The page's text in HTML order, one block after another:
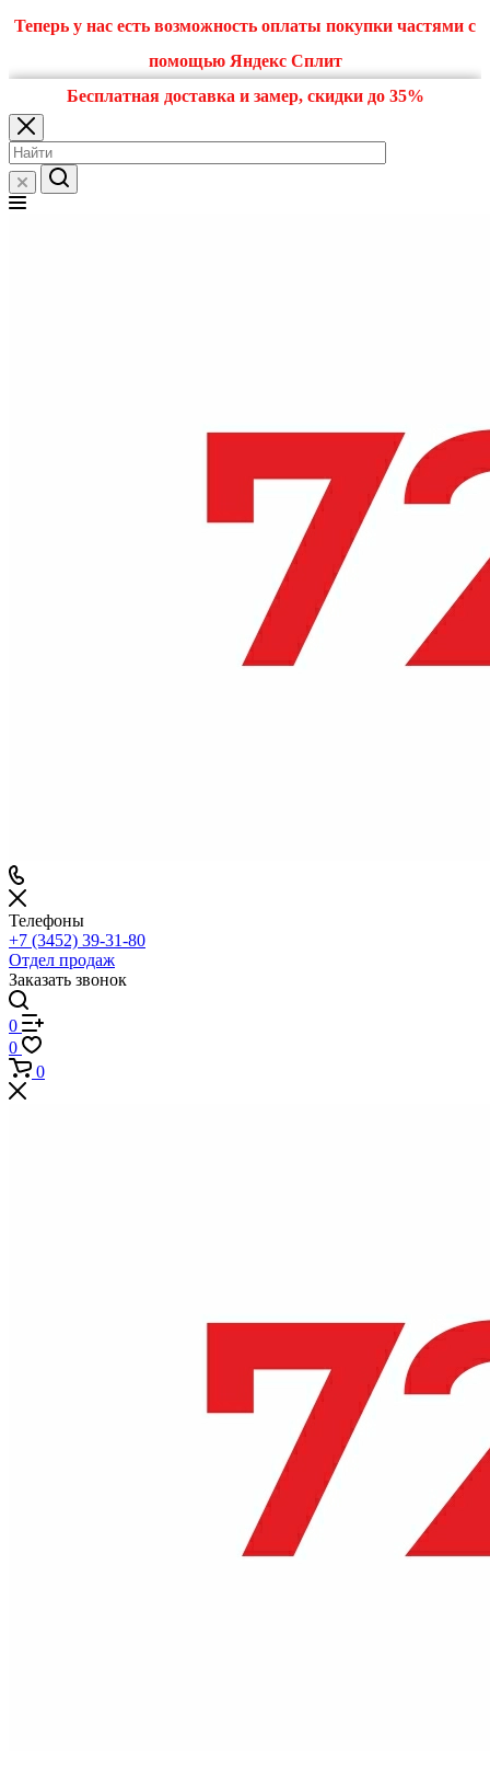
Теперь у нас есть возможность оплаты покупки частями с
помощью Яндекс Сплит
Бесплатная доставка и замер, скидки до 35%
Телефоны
+7 (3452) 39-31-80
Отдел продаж
Заказать звонок
0
0
0